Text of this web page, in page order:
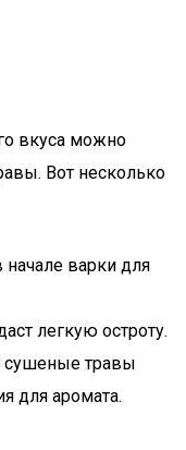
вкуса можно
Вот несколько
начале варки для
легкую остроту.
сушеные травы
для аромата.